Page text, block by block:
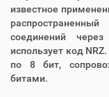
известное
соединений
использует код
по 8 бит,
битами.